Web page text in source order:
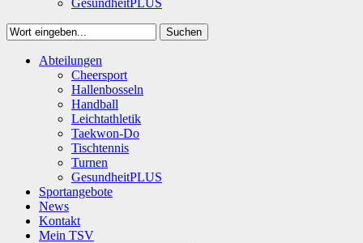
GesundheitPLUS
Suchen
SuchenAbteilungen
Cheersport
Hallenbosseln
Handball
Leichtathletik
Taekwon-Do
Tischtennis
Turnen
GesundheitPLUS
Sportangebote
News
Kontakt
Mein TSV